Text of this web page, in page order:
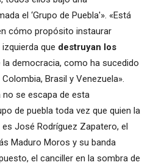
el ‘Grupo de Puebla'». «Está
cómo propósito instaurar
que destruyan los
la democracia, como ha sucedido
Brasil y Venezuela».
no se escapa de esta
de puebla toda vez que quien la
José Rodríguez Zapatero, el
Maduro Moros y su banda
el canciller en la sombra de